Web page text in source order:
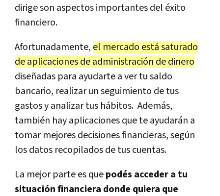
dirige son aspectos importantes del éxito
financiero.
Afortunadamente, el mercado está saturado
de aplicaciones de administración de dinero
diseñadas para ayudarte a ver tu saldo
bancario, realizar un seguimiento de tus
gastos y analizar tus hábitos. Además,
también hay aplicaciones que te ayudarán a
tomar mejores decisiones financieras, según
los datos recopilados de tus cuentas.
La mejor parte es quepodés acceder a tu
situación financiera donde quiera que